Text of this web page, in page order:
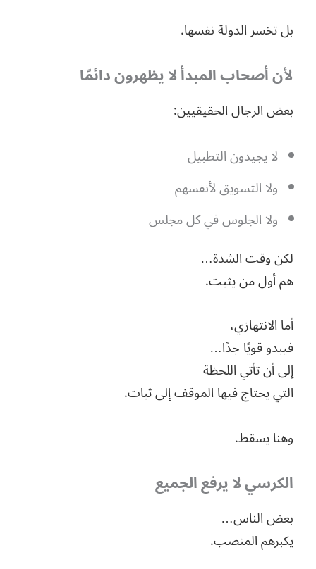
بل تخسر الدولة نفسها.
لأن أصحاب المبدأ لا يظهرون دائمًا
بعض الرجال الحقيقيين:
لا يجيدون التطبيل
ولا التسويق لأنفسهم
ولا الجلوس في كل مجلس
لكن وقت الشدة…
هم أول من يثبت.
أما الانتهازي،
فيبدو قويًا جدًا…
إلى أن تأتي اللحظة
التي يحتاج فيها الموقف إلى ثبات.
وهنا يسقط.
الكرسي لا يرفع الجميع
بعض الناس…
يكبرهم المنصب.